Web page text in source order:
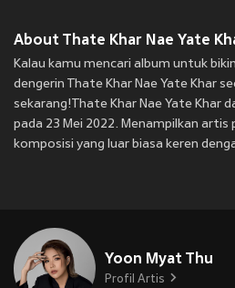
About Thate Khar Nae Yate
Kalau kamu mencari album untuk
dengerin Thate Khar Nae Yate Khar
sekarang!Thate Khar Nae Yate Khar
pada 23 Mei 2022. Menampilkan artis
komposisi yang luar biasa keren
Yoon Myat Thu
Profil Artis